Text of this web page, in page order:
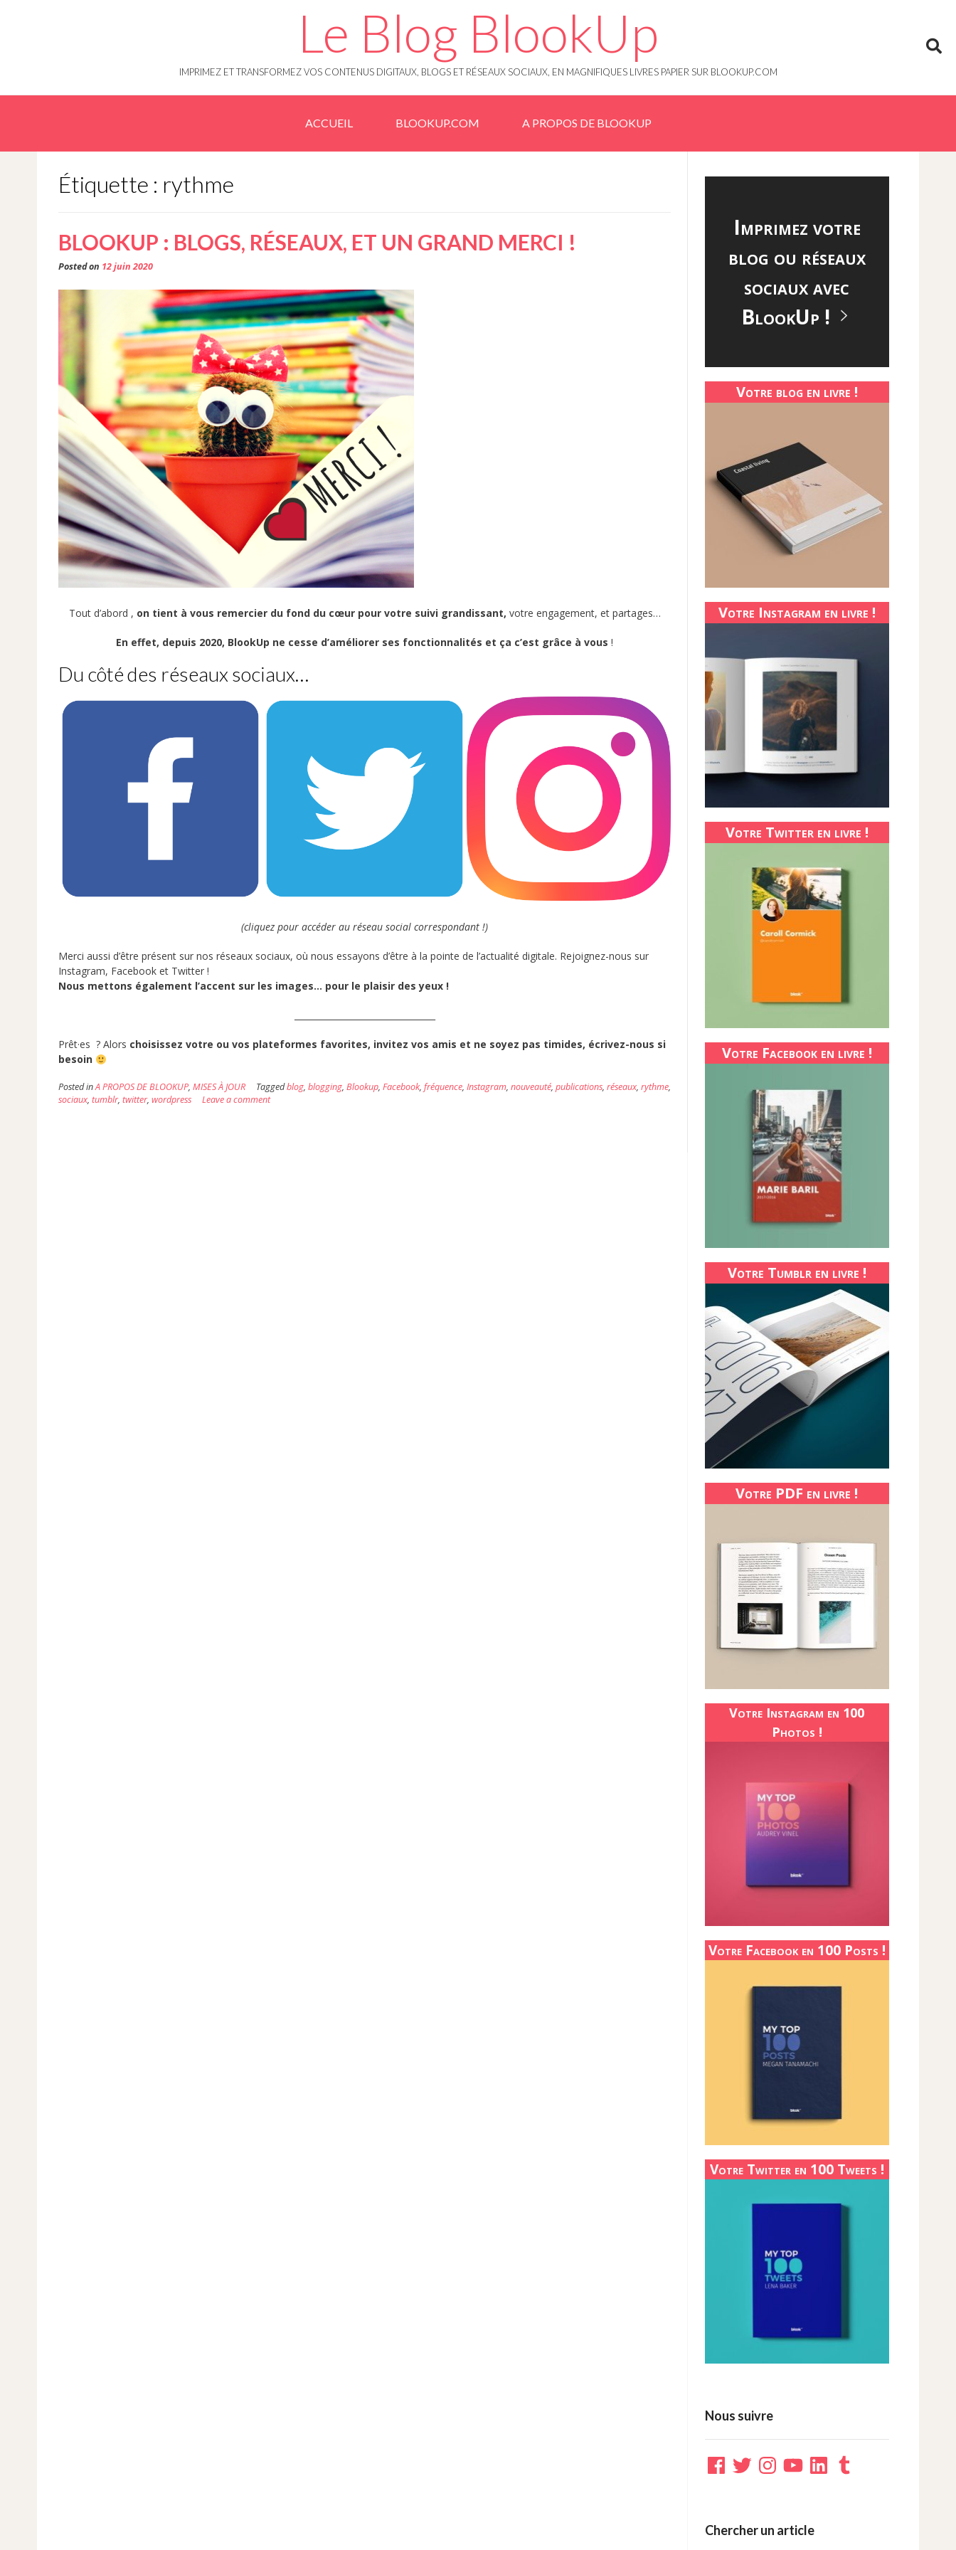
Le Blog BlookUp
IMPRIMEZ ET TRANSFORMEZ VOS CONTENUS DIGITAUX, BLOGS ET RÉSEAUX SOCIAUX, EN MAGNIFIQUES LIVRES PAPIER SUR BLOOKUP.COM
ACCUEIL BLOOKUP.COM A PROPOS DE BLOOKUP
Étiquette : rythme
BLOOKUP : BLOGS, RÉSEAUX, ET UN GRAND MERCI !
Posted on 12 juin 2020
Tout d’abord , on tient à vous remercier du fond du cœur pour votre suivi grandissant, votre engagement, et partages…
En effet, depuis 2020, BlookUp ne cesse d’améliorer ses fonctionnalités et ça c’est grâce à vous !
Du côté des réseaux sociaux…
(cliquez pour accéder au réseau social correspondant !)
Merci aussi d’être présent sur nos réseaux sociaux, où nous essayons d’être à la pointe de l’actualité digitale. Rejoignez-nous sur
Instagram, Facebook et Twitter !
Nous mettons également l’accent sur les images… pour le plaisir des yeux !
Prêt·es ? Alors choisissez votre ou vos plateformes favorites, invitez vos amis et ne soyez pas timides, écrivez-nous si
besoin
Posted inA PROPOS DE BLOOKUP, MISES À JOUR Taggedblog, blogging, Blookup, Facebook, fréquence, Instagram, nouveauté, publications, réseaux, rythme,
sociaux, tumblr, twitter, wordpress Leave a comment
Imprimez votre
blog ou réseaux
sociaux avec
BlookUp !
Votre blog en livre !
Votre Instagram en livre !
Votre Twitter en livre !
Votre Facebook en livre !
Votre Tumblr en livre !
Votre PDF en livre !
Votre Instagram en 100
Photos !
Votre Facebook en 100 Posts !
Votre Twitter en 100 Tweets !
Nous suivre
Facebook
TwitterInstagramYouTubeLinkedInTumblr
Chercher un article